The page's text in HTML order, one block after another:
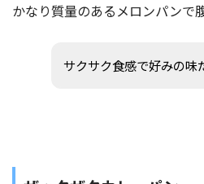
かなり質量のあるメロンパンで
サクサク食感で好みの味